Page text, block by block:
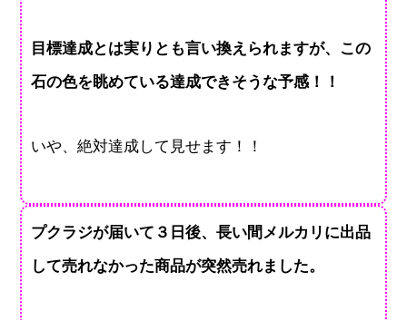
目標達成とは実りとも言い換えられますが、この
石の色を眺めている達成できそうな予感！！
いや、絶対達成して見せます！！
プクラジが届いて３日後、長い間メルカリに出品
して売れなかった商品が突然売れました。